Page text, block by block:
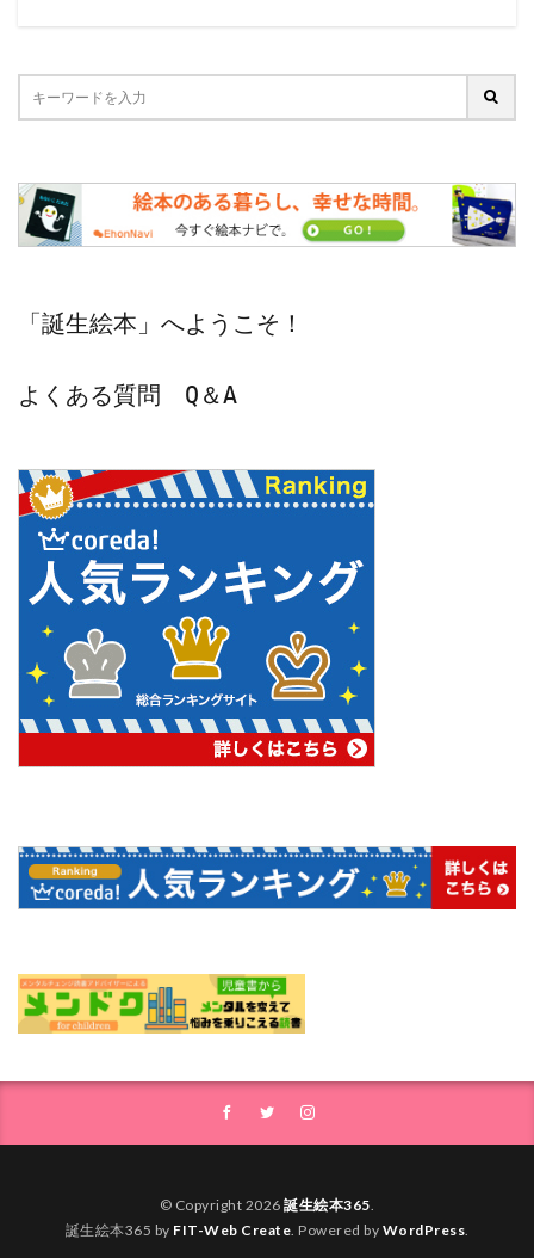
「誕生絵本」へようこそ！
よくある質問　Q＆A
© Copyright 2026誕生絵本365.
誕生絵本365 by FIT-Web Create. Powered by WordPress.